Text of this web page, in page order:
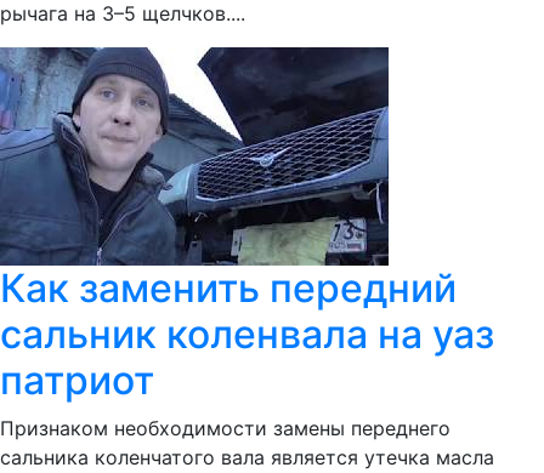
рычага на 3–5 щелчков....
Как заменить передний
сальник коленвала на уаз
патриот
Признаком необходимости замены переднего
сальника коленчатого вала является утечка масла